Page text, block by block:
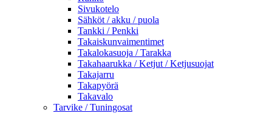
Sivukotelo
Sähköt / akku / puola
Tankki / Penkki
Takaiskunvaimentimet
Takalokasuoja / Tarakka
Takahaarukka / Ketjut / Ketjusuojat
Takajarru
Takapyörä
Takavalo
Tarvike / Tuningosat